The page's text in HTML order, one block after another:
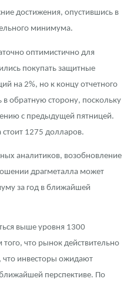
персональных данных
золота, серебра, платины на
достижения, опустившись в
минимума.
оптимистично для
покупать защитные
на 2%, но к концу отчетного
в обратную сторону, поскольку
с предыдущей пятницей.
стоит 1275 долларов.
аналитиков, возобновление
драгметалла может
за год в ближайшей
выше уровня 1300
того, что рынок действительно
что инвесторы ожидают
перспективе. По